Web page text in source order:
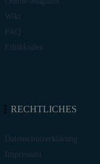
Wiki
FAQ
Ethikkodex
RECHTLICHES
Datenschutzerklärung
Impressum